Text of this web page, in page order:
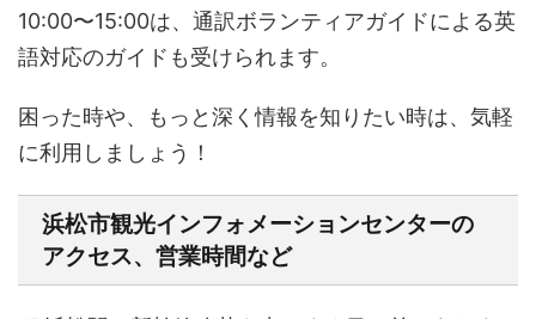
10:00〜15:00は、通訳ボランティアガイドによる英
語対応のガイドも受けられます。
困った時や、もっと深く情報を知りたい時は、気軽
に利用しましょう！
浜松市観光インフォメーションセンターの
アクセス、営業時間など